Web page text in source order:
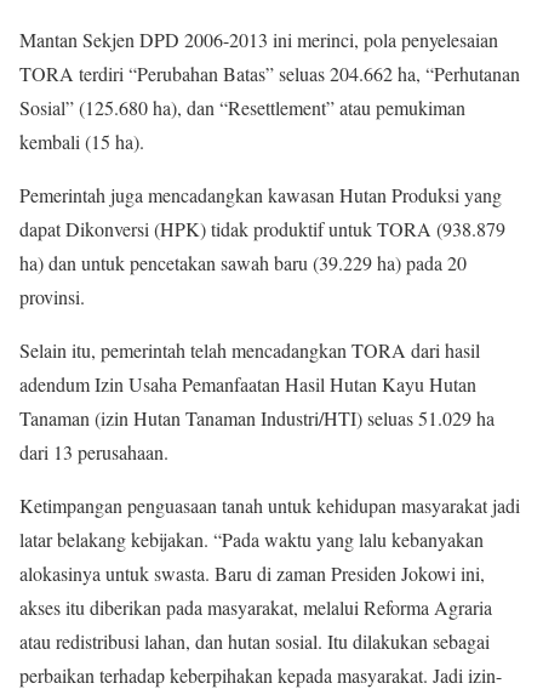
Mantan Sekjen DPD 2006-2013 ini merinci, pola penyelesaian
TORA terdiri “Perubahan Batas” seluas 204.662 ha, “Perhutanan
Sosial” (125.680 ha), dan “Resettlement” atau pemukiman
kembali (15 ha).
Pemerintah juga mencadangkan kawasan Hutan Produksi yang
dapat Dikonversi (HPK) tidak produktif untuk TORA (938.879
ha) dan untuk pencetakan sawah baru (39.229 ha) pada 20
provinsi.
Selain itu, pemerintah telah mencadangkan TORA dari hasil
adendum Izin Usaha Pemanfaatan Hasil Hutan Kayu Hutan
Tanaman (izin Hutan Tanaman Industri/HTI) seluas 51.029 ha
dari 13 perusahaan.
Ketimpangan penguasaan tanah untuk kehidupan masyarakat jadi
latar belakang kebijakan. “Pada waktu yang lalu kebanyakan
alokasinya untuk swasta. Baru di zaman Presiden Jokowi ini,
akses itu diberikan pada masyarakat, melalui Reforma Agraria
atau redistribusi lahan, dan hutan sosial. Itu dilakukan sebagai
perbaikan terhadap keberpihakan kepada masyarakat. Jadi izin-